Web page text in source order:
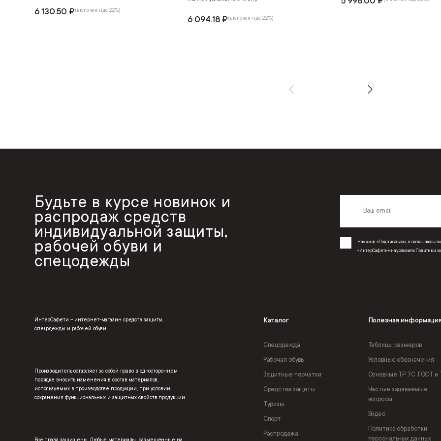
6 130.50 ₽(включая ндс 22%)
6 094.18 ₽(включая ндс 22%)
Будьте в курсе новинок и
распродаж средств
индивидуальной защиты,
рабочей обуви и
спецодежды
Нажимая «Подписаться», я соглашаюсь
«ИнтерСафети» на условиях Политики
ИнтерСафети – интернет-магазин средств защиты,
спецодежды и рабочей обуви.
Производитель оставляет за собой право в одностороннем
порядке вносить изменения в состав материалов,
используемых в производстве продукции, при условии
сохранения функциональных и защитных свойств продукции.
Каталог
Спецодежда
Рабочая обувь
Защитные перчатки
Средства защиты
Туризм
Спорт
Распродажа
Полезная
Таблицы размеров
Условные обозначения
Основные ТР ТС, ГОСТ и
Частые задаваемые
вопросы
Видео
Политика обработки
персональных данных